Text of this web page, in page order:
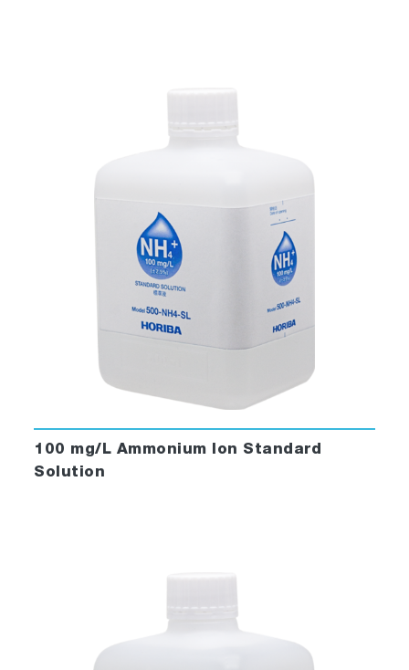
100 mg/L Ammonium Ion Standard
Solution